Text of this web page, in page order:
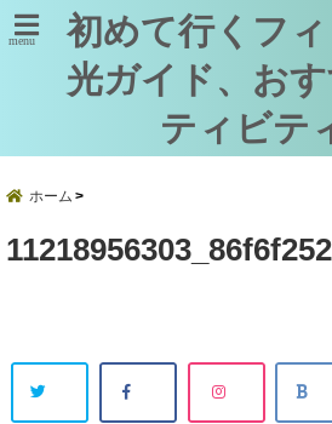
menu
初めて行くフ
光ガイド、お
ティビテ
ホーム